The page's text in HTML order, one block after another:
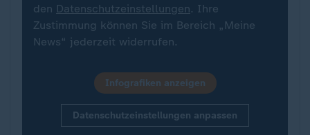
den Datenschutzeinstellungen. Ihre
Zustimmung können Sie im Bereich „Meine
News“ jederzeit widerrufen.
Infografiken anzeigen
Datenschutzeinstellungen anpassen